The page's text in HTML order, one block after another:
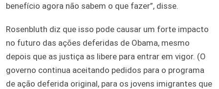
benefício agora não sabem o que fazer”, disse.
Rosenbluth diz que isso pode causar um forte impacto
no futuro das ações deferidas de Obama, mesmo
depois que as justiça as libere para entrar em vigor. (O
governo continua aceitando pedidos para o programa
de ação deferida original, para os jovens imigrantes que